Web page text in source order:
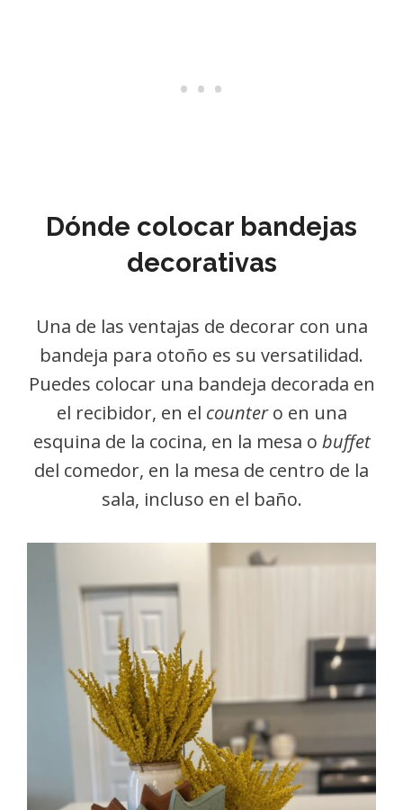
Dónde colocar bandejas
decorativas
Una de las ventajas de decorar con una
bandeja para otoño es su versatilidad.
Puedes colocar una bandeja decorada en
el recibidor, en el countero en una
esquina de la cocina, en la mesa o buffet
del comedor, en la mesa de centro de la
sala, incluso en el baño.